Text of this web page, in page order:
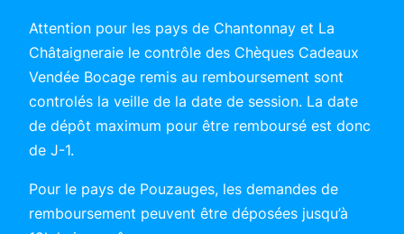
Attention pour les pays de Chantonnay et La
Châtaigneraie le contrôle des Chèques Cadeaux
Vendée Bocage remis au remboursement sont
controlés la veille de la date de session. La date
de dépôt maximum pour être remboursé est donc
de J-1.
Pour le pays de Pouzauges, les demandes de
remboursement peuvent être déposées jusqu’à